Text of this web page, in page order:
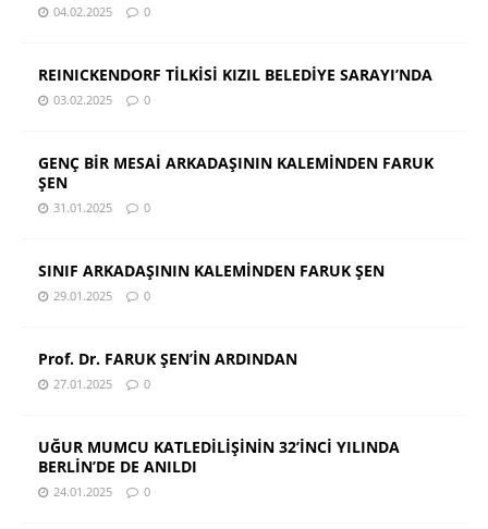
04.02.2025 0
REINICKENDORF TİLKİSİ KIZIL BELEDİYE SARAYI’NDA
03.02.2025 0
GENÇ BİR MESAİ ARKADAŞININ KALEMİNDEN FARUK
ŞEN
31.01.2025 0
SINIF ARKADAŞININ KALEMİNDEN FARUK ŞEN
29.01.2025 0
Prof. Dr. FARUK ŞEN’İN ARDINDAN
27.01.2025 0
UĞUR MUMCU KATLEDİLİŞİNİN 32’İNCİ YILINDA
BERLİN’DE DE ANILDI
24.01.2025 0